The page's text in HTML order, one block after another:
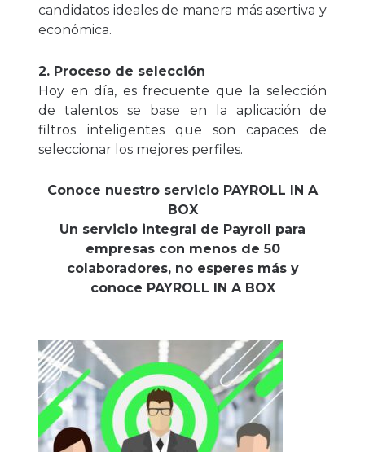
candidatos ideales de manera más asertiva y
económica.
2. Proceso de selección
Hoy en día, es frecuente que la selección
de talentos se base en la aplicación de
filtros inteligentes que son capaces de
seleccionar los mejores perfiles.
Conoce nuestro servicio PAYROLL IN A
BOX
Un servicio integral de Payroll para
empresas con menos de 50
colaboradores, no esperes más y
conoce PAYROLL IN A BOX